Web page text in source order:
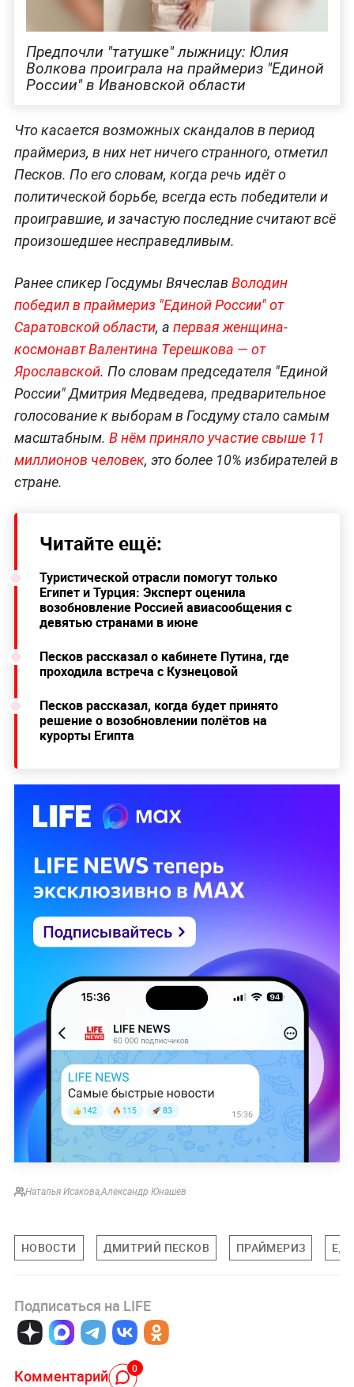
Предпочли "татушке" лыжницу: Юлия
Волкова проиграла на праймериз "Единой
России" в Ивановской области
Что касается возможных скандалов в период
праймериз, в них нет ничего странного, отметил
Песков. По его словам, когда речь идёт о
политической борьбе, всегда есть победители и
проигравшие, и зачастую последние считают всё
произошедшее несправедливым.
Ранее спикер Госдумы Вячеслав Володин
победил в праймериз "Единой России" от
Саратовской области, а первая женщина-
космонавт Валентина Терешкова — от
Ярославской. По словам председателя "Единой
России" Дмитрия Медведева, предварительное
голосование к выборам в Госдуму стало самым
масштабным. В нём приняло участие свыше 11
миллионов человек, это более 10% избирателей в
стране.
Читайте ещё:
Туристической отрасли помогут только
Египет и Турция: Эксперт оценила
возобновление Россией авиасообщения с
девятью странами в июне
Песков рассказал о кабинете Путина, где
проходила встреча с Кузнецовой
Песков рассказал, когда будет принято
решение о возобновлении полётов на
курорты Египта
Наталья Исакова,Александр Юнашев
НОВОСТИ ДМИТРИЙ ПЕСКОВ ПРАЙМЕРИЗ
Подписаться на LIFE
Комментарий 0